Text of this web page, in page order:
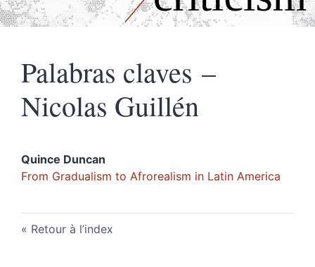
Palabras claves –
Nicolas Guillén
Quince Duncan
From Gradualism to Afrorealism in Latin America
Retour à l’index